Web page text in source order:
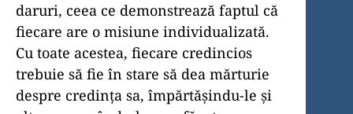
daruri, ceea ce demonstrează faptul că
fiecare are o misiune individualizată.
Cu toate acestea, fiecare credincios
trebuie să fie în stare să dea mărturie
despre credinţa sa, împărtăşindu-le şi